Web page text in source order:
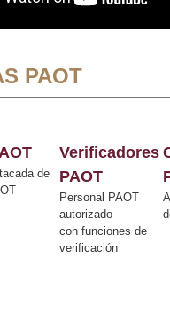
PAOT
de
Verificadores
PAOT
Personal PAOT
autorizado
con funciones de
verificación